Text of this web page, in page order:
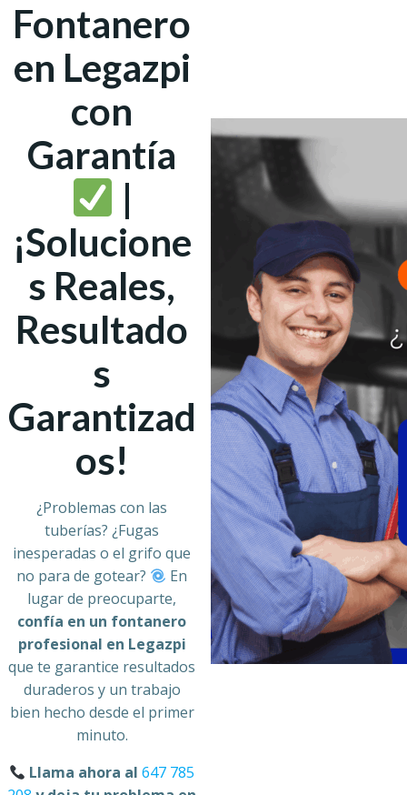
Fontanero
en Legazpi
con
Garantía
|
¡Solucione
s Reales,
Resultado
s
Garantizad
os!
¿Problemas con las
tuberías? ¿Fugas
inesperadas o el grifo que
no para de gotear?
En
lugar de preocuparte,
confía en un fontanero
profesional en Legazpi
que te garantice resultados
duraderos y un trabajo
bien hecho desde el primer
minuto.
Llama ahora al647 785